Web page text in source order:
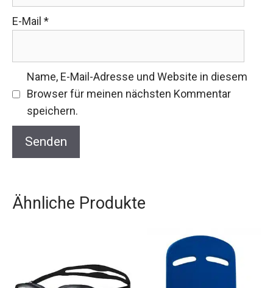
E-Mail *
Name, E-Mail-Adresse und Website in diesem
Browser für meinen nächsten Kommentar
speichern.
Ähnliche Produkte